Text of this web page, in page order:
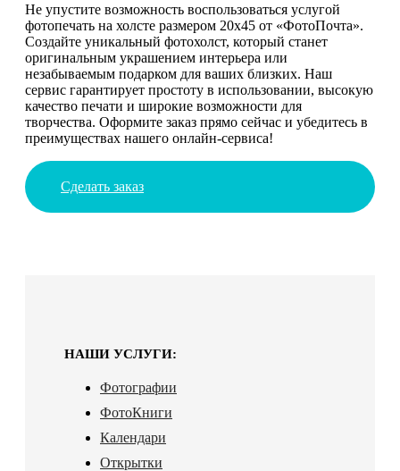
Не упустите возможность воспользоваться услугой
фотопечать на холсте размером 20х45 от «ФотоПочта».
Создайте уникальный фотохолст, который станет
оригинальным украшением интерьера или
незабываемым подарком для ваших близких. Наш
сервис гарантирует простоту в использовании, высокую
качество печати и широкие возможности для
творчества. Оформите заказ прямо сейчас и убедитесь в
преимуществах нашего онлайн-сервиса!
Сделать заказ
НАШИ УСЛУГИ:
Фотографии
ФотоКниги
Календари
Открытки